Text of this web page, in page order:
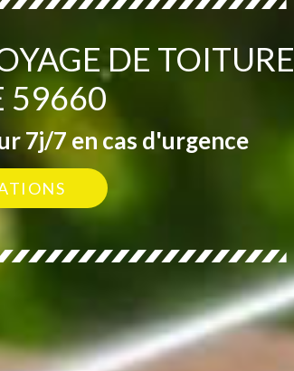
DE TOITURE
59660
7j/7 en cas d'urgence